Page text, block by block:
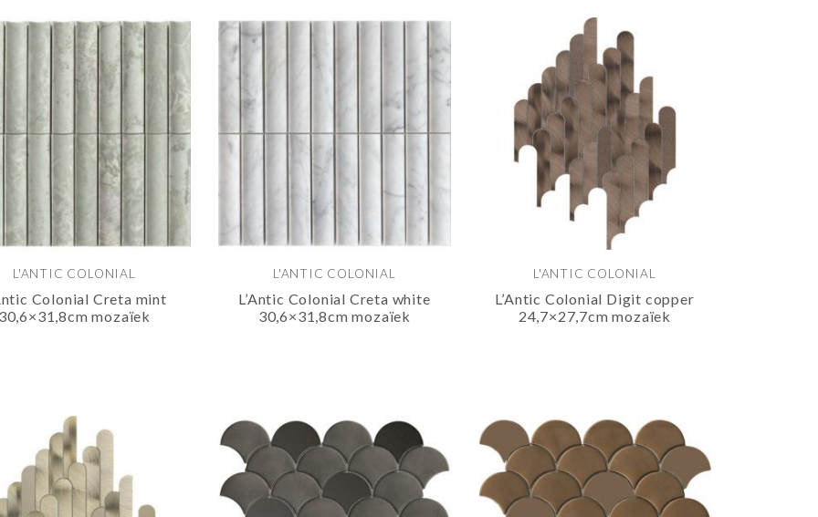
L'ANTIC COLONIAL
Colonial Creta mint
mozaïek
L'ANTIC COLONIAL
L’Antic Colonial Creta white
30,6×31,8cm mozaïek
L'ANTIC COLONIAL
L’Antic Colonial Digit copper
24,7×27,7cm mozaïek